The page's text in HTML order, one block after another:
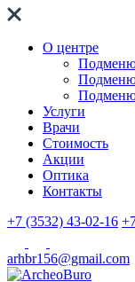
О центре
Услуги
Врачи
Стоимость
Акции
Оптика
Контакты
+7 (3532) 43-02-16
arhbr156@gmail.com